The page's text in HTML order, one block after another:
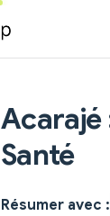
Acarajé
Santé
Résumer avec :